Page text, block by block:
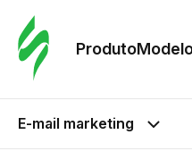
Produto
E-mail marketing